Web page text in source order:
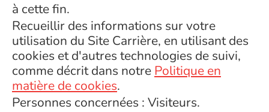
à cette fin.
Recueillir des informations sur votre
utilisation du Site Carrière, en utilisant des
cookies et d'autres technologies de suivi,
comme décrit dans notre Politique en
matière de cookies.
Personnes concernées : Visiteurs.